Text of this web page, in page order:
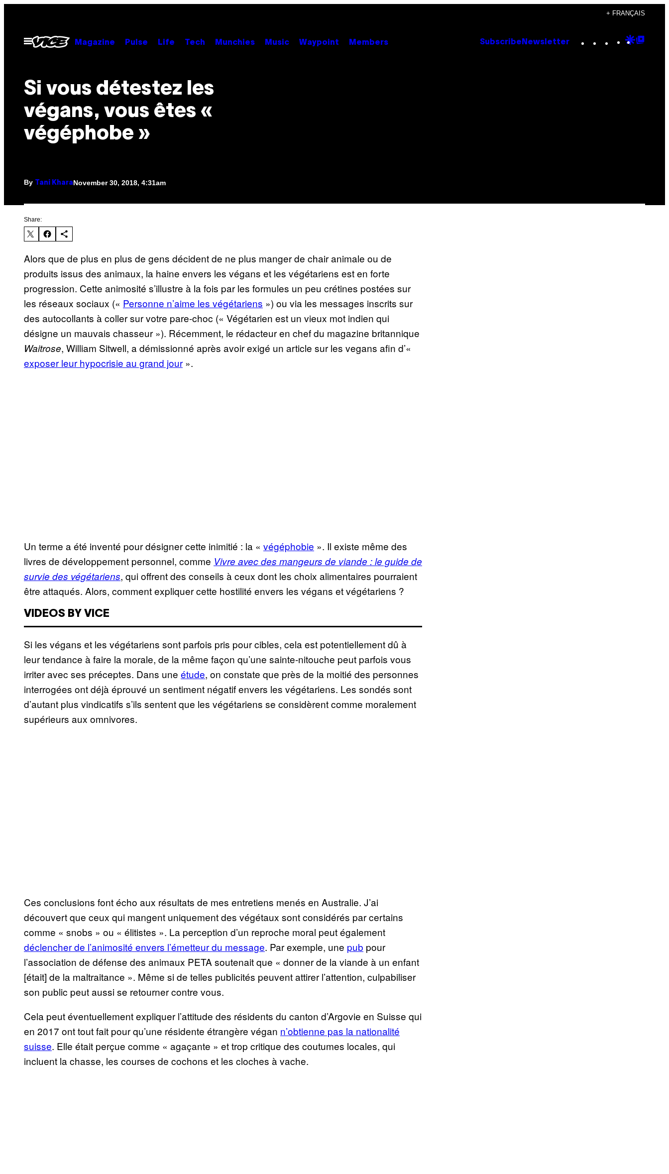
content
+ FRANÇAIS
Open
Menu
Magazine Pulse Life Tech Munchies Music Waypoint Members Subscribe Newsletter Instagram
TikTok
YouTube
Google
Si vous détestez les
végans, vous êtes «
végéphobe »
By Tani KharaNovember 30, 2018, 4:31am
Share:
Alors que de plus en plus de gens décident de ne plus manger de chair animale ou de
produits issus des animaux, la haine envers les végans et les végétariens est en forte
progression. Cette animosité s’illustre à la fois par les formules un peu crétines postées sur
les réseaux sociaux (« Personne n’aime les végétariens ») ou via les messages inscrits sur
des autocollants à coller sur votre pare-choc (« Végétarien est un vieux mot indien qui
désigne un mauvais chasseur »). Récemment, le rédacteur en chef du magazine britannique
Waitrose, William Sitwell, a démissionné après avoir exigé un article sur les vegans afin d’«
exposer leur hypocrisie au grand jour ».
Un terme a été inventé pour désigner cette inimitié : la « végéphobie ». Il existe même des
livres de développement personnel, comme Vivre avec des mangeurs de viande : le guide de
survie des végétariens, qui offrent des conseils à ceux dont les choix alimentaires pourraient
être attaqués. Alors, comment expliquer cette hostilité envers les végans et végétariens ?
VIDEOS BY VICE
Si les végans et les végétariens sont parfois pris pour cibles, cela est potentiellement dû à
leur tendance à faire la morale, de la même façon qu’une sainte-nitouche peut parfois vous
irriter avec ses préceptes. Dans une étude, on constate que près de la moitié des personnes
interrogées ont déjà éprouvé un sentiment négatif envers les végétariens. Les sondés sont
d’autant plus vindicatifs s’ils sentent que les végétariens se considèrent comme moralement
supérieurs aux omnivores.
Ces conclusions font écho aux résultats de mes entretiens menés en Australie. J’ai
découvert que ceux qui mangent uniquement des végétaux sont considérés par certains
comme « snobs » ou « élitistes ». La perception d’un reproche moral peut également
déclencher de l’animosité envers l’émetteur du message. Par exemple, une pub pour
l’association de défense des animaux PETA soutenait que « donner de la viande à un enfant
[était] de la maltraitance ». Même si de telles publicités peuvent attirer l’attention, culpabiliser
son public peut aussi se retourner contre vous.
Cela peut éventuellement expliquer l’attitude des résidents du canton d’Argovie en Suisse qui
en 2017 ont tout fait pour qu’une résidente étrangère végan n’obtienne pas la nationalité
suisse. Elle était perçue comme « agaçante » et trop critique des coutumes locales, qui
incluent la chasse, les courses de cochons et les cloches à vache.